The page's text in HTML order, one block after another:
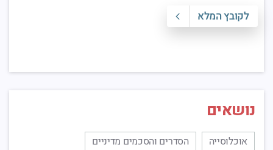
לקובץ המלא
נושאים
אוכלוסייה
הסדרים והסכמים מדיניים